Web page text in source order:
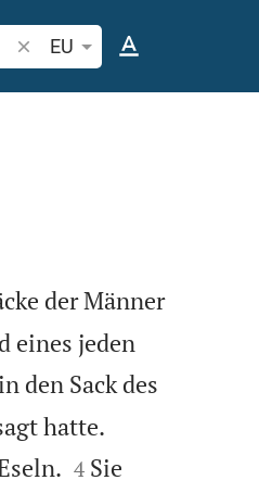
Bibelstelle oder Begriff suchen
EU
der Männer
eines jeden
den Sack des
hatte.

4 Sie